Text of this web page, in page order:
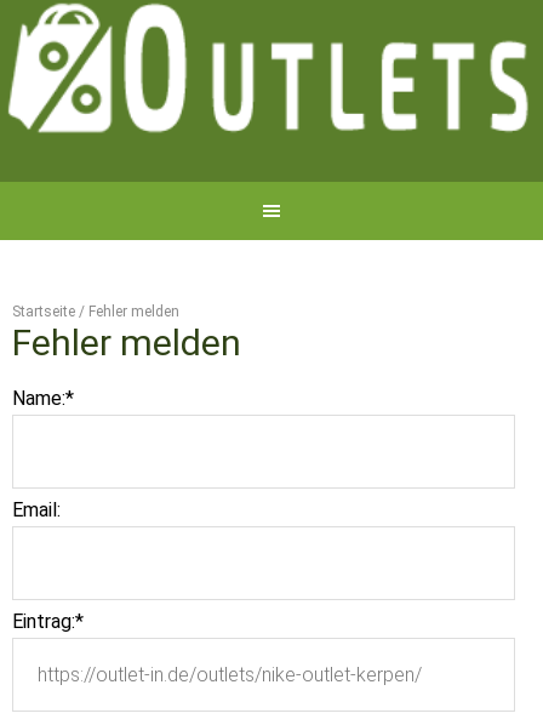
Startseite / Fehler melden
Fehler melden
Name:*
Email:
Eintrag:*